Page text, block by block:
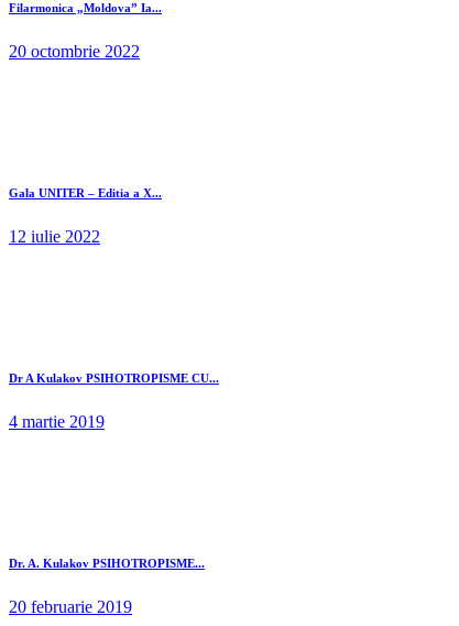
Filarmonica „Moldova” Ia...
20 octombrie 2022
Gala UNITER – Editia a X...
12 iulie 2022
Dr A Kulakov PSIHOTROPISME CU...
4 martie 2019
Dr. A. Kulakov PSIHOTROPISME...
20 februarie 2019